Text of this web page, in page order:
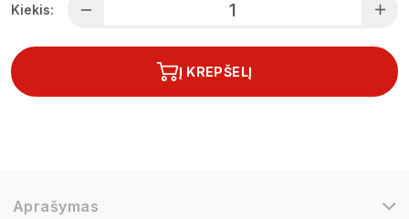
Kiekis:
Į KREPŠELĮ
Aprašymas